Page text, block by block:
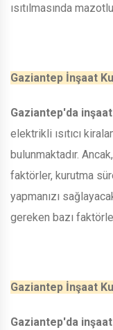
ısıtılmasında
Gaziantep İnşaat
Gaziantep'da
elektrikli ısıtıcı
bulunmaktadır.
faktörler, kurutma
yapmanızı
gereken bazı
Gaziantep İnşaat
Gaziantep'da